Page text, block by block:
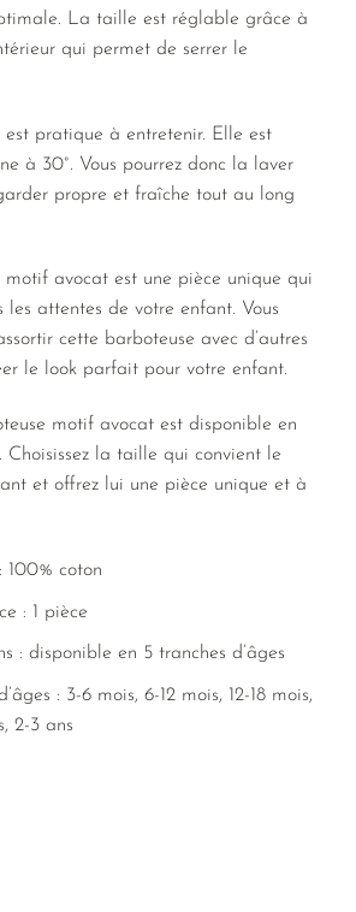
La taille est réglable grâce à
qui permet de serrer le
est pratique à entretenir. Elle est
à 30°. Vous pourrez donc la laver
propre et fraîche tout au long
motif avocat est une pièce unique qui
les attentes de votre enfant. Vous
cette barboteuse avec d’autres
le look parfait pour votre enfant.
motif avocat est disponible en
Choisissez la taille qui convient le
et offrez lui une pièce unique et à
100% coton
: 1 pièce
: disponible en 5 tranches d’âges
: 3-6 mois, 6-12 mois, 12-18 mois,
2-3 ans